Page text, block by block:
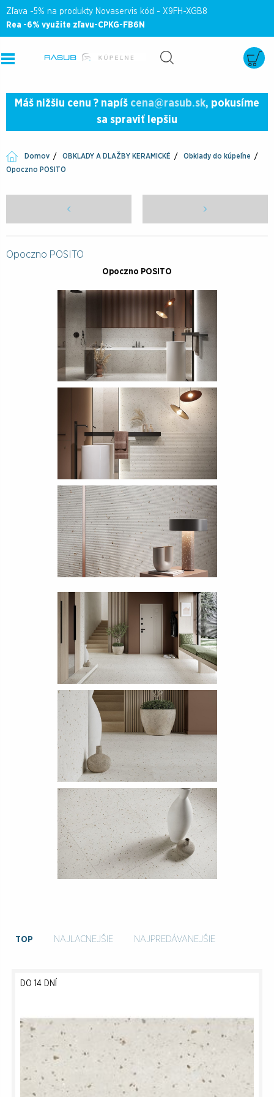
Zľava -5% na produkty Novaservis kód - X9FH-XGB8
Rea -6% využite zľavu-CPKG-FB6N
Máš nižšiu cenu ? napíš cena@rasub.sk, pokusíme
sa spraviť lepšiu
Domov OBKLADY A DLAŽBY KERAMICKÉ
Obklady do kúpeľne
Opoczno POSITO
Opoczno POSITO
Opoczno POSITO
TOP NAJLACNEJŠIE NAJPREDÁVANEJŠIE
DO 14 DNÍ